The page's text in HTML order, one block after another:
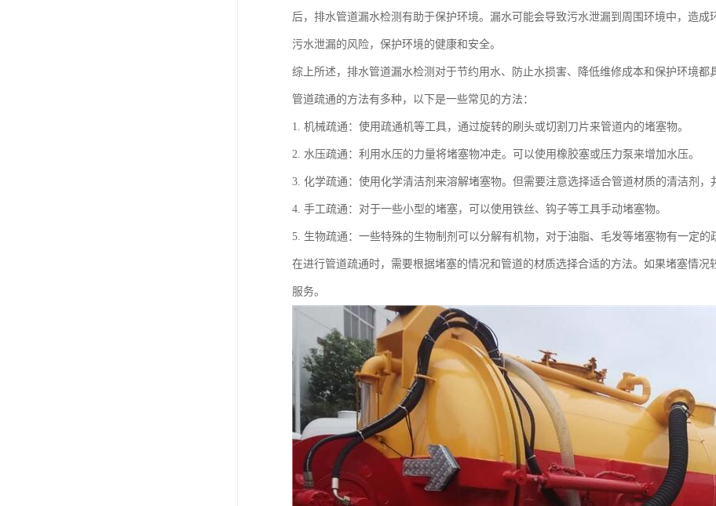
后，排水管道漏水检测有助于保护环境。漏水可能会导致污水泄漏到周围环境中，造
污水泄漏的风险，保护环境的健康和安全。
综上所述，排水管道漏水检测对于节约用水、防止水损害、降低维修成本和保护环境都
管道疏通的方法有多种，以下是一些常见的方法：
1. 机械疏通：使用疏通机等工具，通过旋转的刷头或切割刀片来管道内的堵塞物。
2. 水压疏通：利用水压的力量将堵塞物冲走。可以使用橡胶塞或压力泵来增加水压。
3. 化学疏通：使用化学清洁剂来溶解堵塞物。但需要注意选择适合管道材质的清洁剂，
4. 手工疏通：对于一些小型的堵塞，可以使用铁丝、钩子等工具手动堵塞物。
5. 生物疏通：一些特殊的生物制剂可以分解有机物，对于油脂、毛发等堵塞物有一定的
在进行管道疏通时，需要根据堵塞的情况和管道的材质选择合适的方法。如果堵塞情
服务。